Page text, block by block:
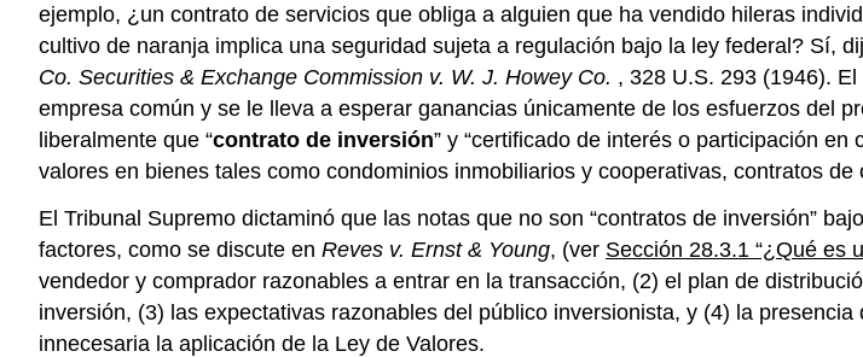
ejemplo, ¿un contrato de servicios que obliga a alguien que ha vendido hileras
cultivo de naranja implica una seguridad sujeta a regulación bajo la ley federal? Sí,
Co. Securities & Exchange Commission v. W. J. Howey Co. , 328 U.S. 293 (1946).
empresa común y se le lleva a esperar ganancias únicamente de los esfuerzos del
liberalmente que “contrato de inversión” y “certificado de interés o participación
valores en bienes tales como condominios inmobiliarios y cooperativas, contratos
El Tribunal Supremo dictaminó que las notas que no son “contratos de inversión”
factores, como se discute en Reves v. Ernst & Young, (ver Sección 28.3.1 “¿Qué es
vendedor y comprador razonables a entrar en la transacción, (2) el plan de
inversión, (3) las expectativas razonables del público inversionista, y (4) la
innecesaria la aplicación de la Ley de Valores.